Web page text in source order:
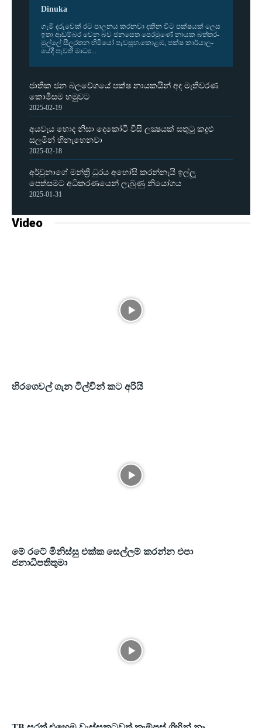
Dinuka
ගැමි දරු­වෙක් රට පාල­නය කර­නවා දකින විට පක්ෂ­යක් ලෙස
ඉතා ආඩ­ම්බර වෙන බව ජන­සෙත පෙර­මුණේ නායක බත්ත­ර­
මුල්ලේ සීල­ර­තන හිමියෝ පැව­සූහ.කොළඹ, පක්ෂ කාර්යා­ල­
යේදී පැවති මාධ්‍ය...
ජාතික ජන බලවේගයේ පක්ෂ නායකයින් අද මැතිවරණ
කොමිසම හමුවට
2025-02-19
අයවැය හොද නිසා දෙකෝටි විසි ලක්‍ෂයක් සතුටු කදුළු
සලමින් හිනැහෙනවා
2025-02-18
අර්චුනාගේ මන්ත්‍රී ධුරය අහෝසි කරන්නැයි ඉල්ලූ
පෙත්සමට අධිකරණයෙන් ලැබුණු නියෝගය
2025-01-31
Video
හිරගෙවල් ගැන ටිල්වින් කට අරියි
මේ රටේ මිනිස්සු එක්ක සෙල්ලම් කරන්න එපා
ජනාධිපතිතුමා